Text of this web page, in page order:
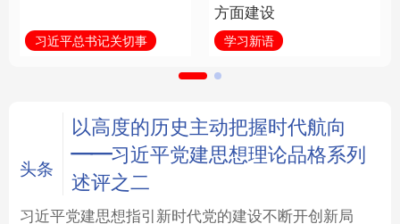
学术中国 乡村振兴 银龄 溯源中国
城市 旅游 能源 会展
彩票 娱乐 时尚 悦读
习近平总书记关切事
方面建设
学习新语
头条
以高度的历史主动把握时代航向
——习近平党建思想理论品格系列
述评之二
习近平党建思想指引新时代党的建设不断开创新局